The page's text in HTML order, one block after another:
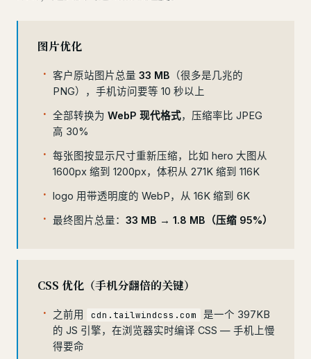
图片优化
客户原站图片总量 33 MB （很多是几兆的
PNG），手机访问要等 10 秒以上
全部转换为 WebP 现代格式，压缩率比 JPEG
高 30%
每张图按显示尺寸重新压缩，比如 hero 大图从
1600px 缩到 1200px，体积从 271K 缩到 116K
logo 用带透明度的 WebP，从 16K 缩到 6K
最终图片总量： 33 MB → 1.8 MB（压缩 95%）
CSS 优化（手机分翻倍的关键）
之前用 cdn.tailwindcss.com
是一个 397KB
的 JS 引擎，在浏览器实时编译 CSS — 手机上慢
得要命